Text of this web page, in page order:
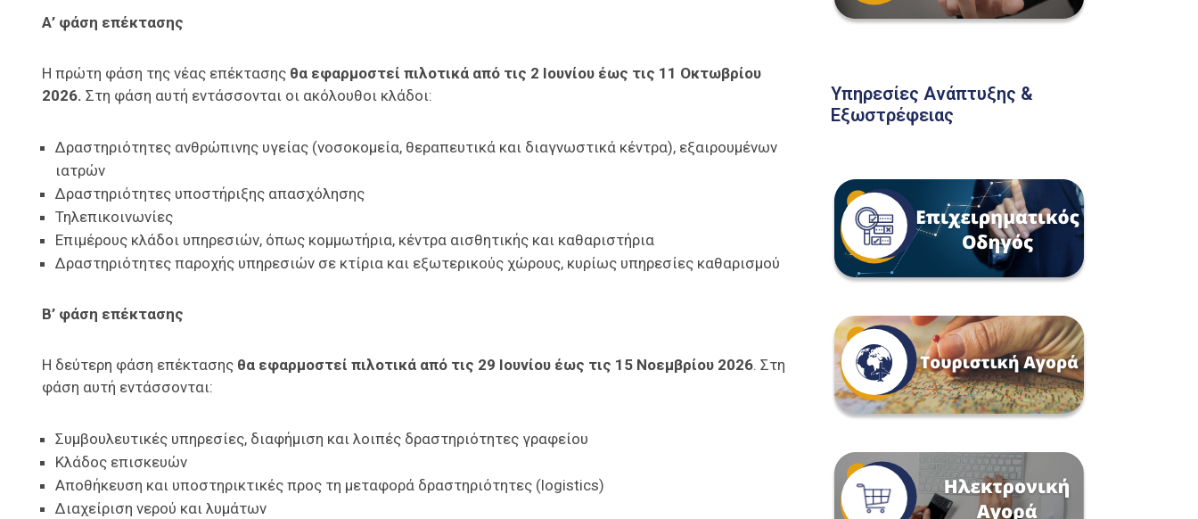
Α’ φάση επέκτασης
Η πρώτη φάση της νέας επέκτασης θα εφαρμοστεί πιλοτικά από τις 2 Ιουνίου έως τις 11 Οκτωβρίου
2026. Στη φάση αυτή εντάσσονται οι ακόλουθοι κλάδοι:
Δραστηριότητες ανθρώπινης υγείας (νοσοκομεία, θεραπευτικά και διαγνωστικά κέντρα), εξαιρουμένων
ιατρών
Δραστηριότητες υποστήριξης απασχόλησης
Τηλεπικοινωνίες
Επιμέρους κλάδοι υπηρεσιών, όπως κομμωτήρια, κέντρα αισθητικής και καθαριστήρια
Δραστηριότητες παροχής υπηρεσιών σε κτίρια και εξωτερικούς χώρους, κυρίως υπηρεσίες καθαρισμού
Β’ φάση επέκτασης
Η δεύτερη φάση επέκτασης θα εφαρμοστεί πιλοτικά από τις 29 Ιουνίου έως τις 15 Νοεμβρίου 2026. Στη
φάση αυτή εντάσσονται:
Συμβουλευτικές υπηρεσίες, διαφήμιση και λοιπές δραστηριότητες γραφείου
Κλάδος επισκευών
Αποθήκευση και υποστηρικτικές προς τη μεταφορά δραστηριότητες (logistics)
Διαχείριση νερού και λυμάτων
Υπηρεσίες Ανάπτυξης &
Εξωστρέφειας